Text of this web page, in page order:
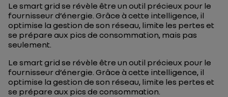
Le smart grid se révèle être un outil précieux pour le
fournisseur d’énergie. Grâce à cette intelligence, il
optimise la gestion de son réseau, limite les pertes et
se prépare aux pics de consommation, mais pas
seulement.
Le smart grid se révèle être un outil précieux pour le
fournisseur d’énergie. Grâce à cette intelligence, il
optimise la gestion de son réseau, limite les pertes et
se prépare aux pics de consommation.